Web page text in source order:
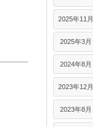
2025年11月
2025年3月
2024年8月
2023年12月
2023年8月